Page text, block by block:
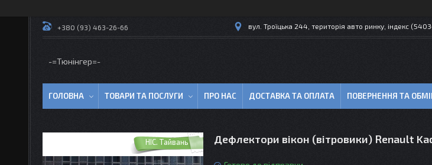
+380 (93) 463-26-66 вул. Троїцька 244, територія авто ринку, індекс
-=Тюнінгер=-
ГОЛОВНА ТОВАРИ ТА ПОСЛУГИ ПРО НАС ДОСТАВКА ТА ОПЛАТА ПОВЕРНЕННЯ ТА
HIC. Тайвань Дефлектори вікон (вітровики) Renault